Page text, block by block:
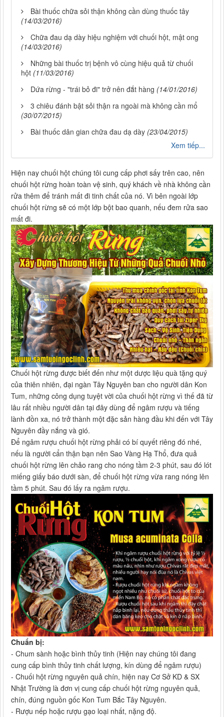
Bài thuốc chữa sỏi thận không cần dùng thuốc tây
(14/03/2016)
Chữa đau dạ dày hiệu nghiệm với chuối hột, mật ong
(14/03/2016)
Những bài thuốc trị bệnh vô cùng hiệu quả từ chuối
hột (11/03/2016)
Dứa rừng - "trái bỏ đi" trở nên đắt hàng (14/01/2016)
3 chiêu đánh bật sỏi thận ra ngoài mà không cần mổ
(30/07/2015)
Bài thuốc dân gian chữa đau dạ dày (23/04/2015)
Xem tiếp...
Hiện nay chuối hột chúng tôi cung cấp phơi sấy trên cao, nên
chuối hột rừng hoàn toàn vệ sinh, quý khách về nhà không cần
rửa thêm để tránh mất đi tinh chất của nó. Vì bên ngoài lớp
chuối hột rừng sẽ có một lớp bột bao quanh, nếu đem rửa sao
mất đi.
Chuối hột rừng được biết đến như một dược liệu quà tặng quý
của thiên nhiên, đại ngàn Tây Nguyên ban cho người dân Kon
Tum, những công dụng tuyệt vời của chuối hột rừng vì thế đã từ
lâu rất nhiều người dân tại đây dùng để ngâm rượu và tiếng
lành đồn xa, nó trở thành một đặc sản hàng đầu khi đến với Tây
Nguyên đầy nắng và gió.
Để ngâm rượu chuối hột rừng phải có bí quyết riêng đó nhé,
nếu là người cẩn thận bạn nên Sao Vàng Hạ Thổ, đưa quả
chuối hột rừng lên chảo rang cho nóng tầm 2-3 phút, sau đó lót
miếng giấy báo dưới sàn, để chuối hột rừng vừa rang nóng lên
tầm 5 phút. Sau đó lấy ra ngâm rượu.
Chuẩn bị:
- Chum sành hoặc bình thủy tinh (Hiện nay chúng tôi đang
cung cấp bình thủy tinh chất lượng, kín dùng để ngâm rượu)
- Chuối hột rừng nguyên quả chín, hiện nay Cơ Sở KD & SX
Nhật Trường là đơn vị cung cấp chuối hột rừng nguyên quả,
chín, đúng nguồn gốc Kon Tum Bắc Tây Nguyên.
- Rượu nếp hoặc rượu gạo loại nhất, nặng độ.